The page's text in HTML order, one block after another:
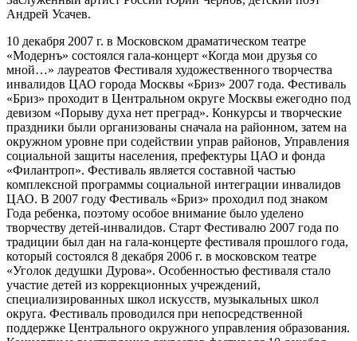
Андрей Усачев.
10 декабря 2007 г. в Московском драматическом театре
«Модернъ» состоялся гала-концерт «Когда мои друзья со
мной…» лауреатов Фестиваля художественного творчества
инвалидов ЦАО города Москвы «Бриз» 2007 года. Фестиваль
«Бриз» проходит в Центральном округе Москвы ежегодно под
девизом «Порыву духа нет преград». Конкурсы и творческие
праздники были организованы сначала на районном, затем на
окружном уровне при содействии управ районов, Управления
социальной защиты населения, префектуры ЦАО и фонда
«Филантроп». Фестиваль является составной частью
комплексной программы социальной интеграции инвалидов
ЦАО. В 2007 году Фестиваль «Бриз» проходил под знаком
Года ребенка, поэтому особое внимание было уделено
творчеству детей-инвалидов. Старт Фестивалю 2007 года по
традиции был дан на гала-концерте фестиваля прошлого года,
который состоялся 8 декабря 2006 г. в московском театре
«Уголок дедушки Дурова». Особенностью фестиваля стало
участие детей из коррекционных учреждений,
специализированных школ искусств, музыкальных школ
округа. Фестиваль проводился при непосредственной
поддержке Центрального окружного управления образования.